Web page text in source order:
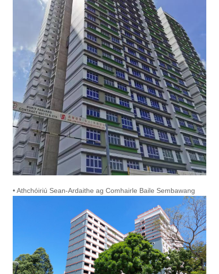
• Athchóiriú Sean-Ardaithe ag Comhairle Baile Sembawang